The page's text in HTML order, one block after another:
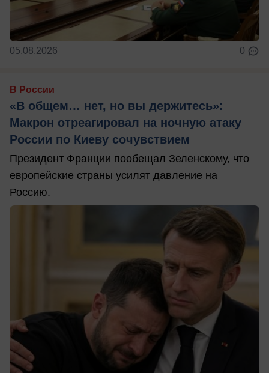
05.08.2026 0
В России
«В общем… нет, но вы держитесь»:
Макрон отреагировал на ночную атаку
России по Киеву сочувствием
Президент Франции пообещал Зеленскому, что
европейские страны усилят давление на
Россию.